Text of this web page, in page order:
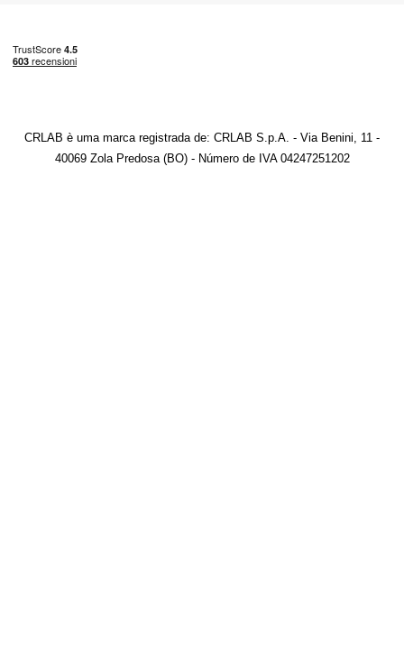
CRLAB è uma marca registrada de: CRLAB S.p.A. - Via Benini, 11 -
40069 Zola Predosa (BO) - Número de IVA 04247251202